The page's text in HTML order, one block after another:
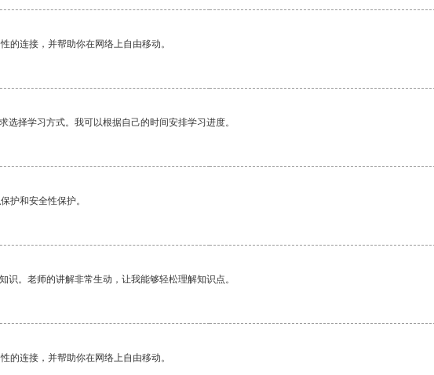
的连接，并帮助你在网络上自由移动。
择学习方式。我可以根据自己的时间安排学习进度。
护和安全性保护。
。老师的讲解非常生动，让我能够轻松理解知识点。
的连接，并帮助你在网络上自由移动。